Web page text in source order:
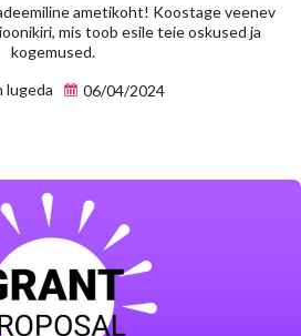
ametikoht! Koostage veenev
mis toob esile teie oskused ja
kogemused.
lugeda
06/04/2024